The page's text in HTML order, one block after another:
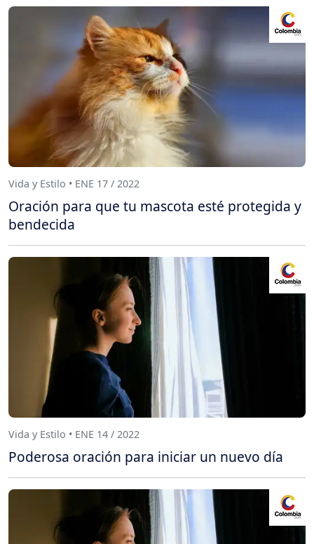
Vida y Estilo • ENE 17 / 2022
Oración para que tu mascota esté protegida y
bendecida
Vida y Estilo • ENE 14 / 2022
Poderosa oración para iniciar un nuevo día